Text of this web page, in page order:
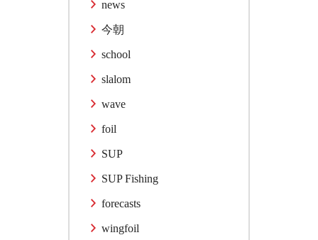
news
今朝
school
slalom
wave
foil
SUP
SUP Fishing
forecasts
wingfoil